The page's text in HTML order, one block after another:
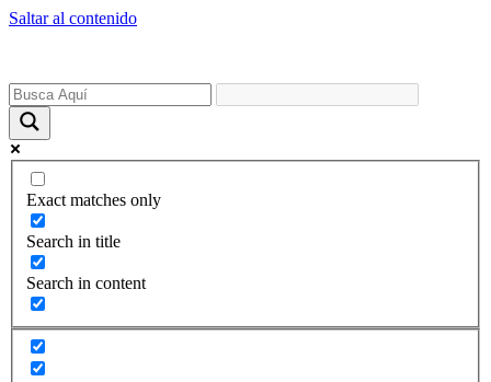
Saltar al contenido
Exact matches only
Search in title
Search in content